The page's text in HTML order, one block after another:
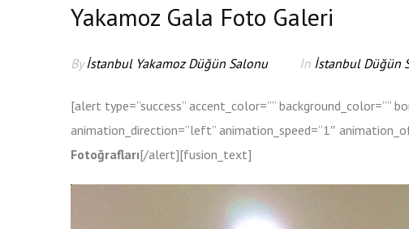
Yakamoz Gala Foto Galeri
Byİstanbul Yakamoz Düğün Salonu In İstanbul Düğün
[alert type=”success” accent_color=”” background_color=””
animation_direction=”left” animation_speed=”1″
Fotoğrafları[/alert][fusion_text]